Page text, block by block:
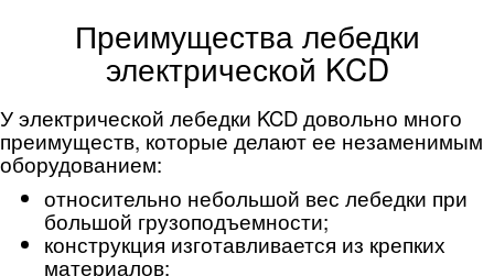
Преимущества лебедки
электрической KCD
У электрической лебедки KCD довольно много
преимуществ, которые делают ее незаменимым
оборудованием:
относительно небольшой вес лебедки при
большой грузоподъемности;
конструкция изготавливается из крепких
материалов;